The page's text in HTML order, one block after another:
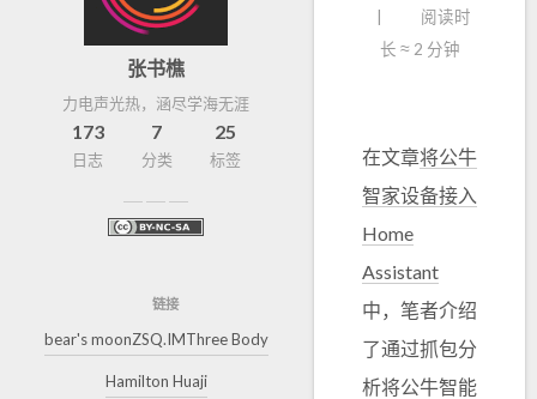
张书樵
力电声光热，涵尽学海无涯
173
日志
7
分类
25
标签
链接
bear's moonZSQ.IMThree Body
Hamilton Huaji
阅读时
长 ≈ 2 分钟
在文章将公牛
智家设备接入
Home
Assistant
中，笔者介绍
了通过抓包分
析将公牛智能